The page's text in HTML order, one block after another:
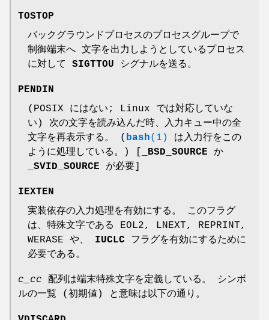
TOSTOP
バックグラウンドプロセスのプロセスグループで
制御端末へ 文字を出力しようとしているプロセス
に対して SIGTTOU シグナルを送る。
PENDIN
(POSIX にはない; Linux では対応していな
い) 次の文字を読み込んだ時、入力キュー中の全
文字を再表示する。 ( bash(1)
は入力行をこの
ように処理している。) [
_BSD_SOURCE か
_SVID_SOURCE が必要]
IEXTEN
実装依存の入力処理を有効にする。 このフラグ
は、特殊文字である EOL2, LNEXT, REPRINT,
WERASE や、 IUCLC フラグを有効にするために
必要である。
c_cc 配列は端末特殊文字を定義している。 シンボ
ルの一覧 (初期値) と意味は以下の通り。